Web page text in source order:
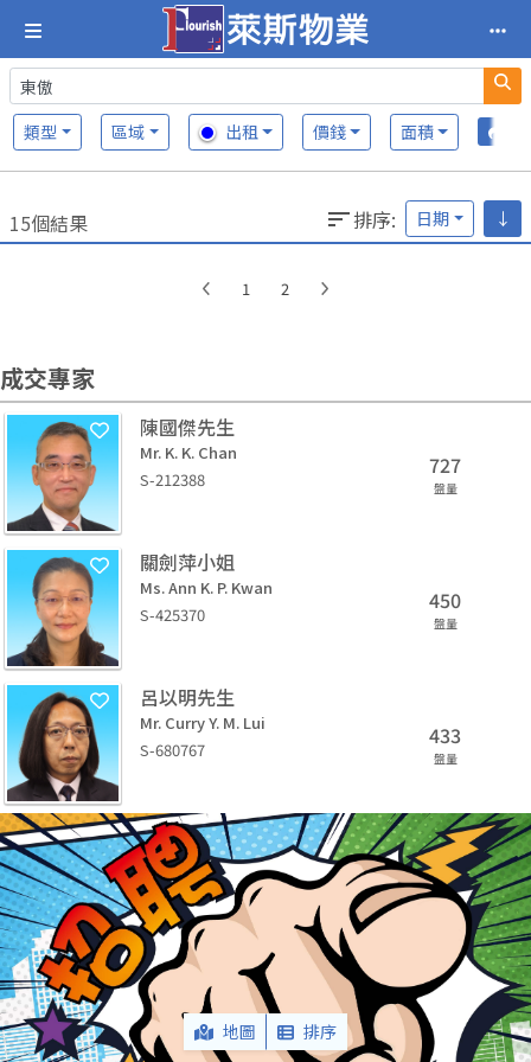
類型 區域 出租 價錢 面積
15個結果 排序: 日期 ↓
1 2
成交專家
陳國傑先生
Mr. K. K. Chan
S-212388
727
盤量
關劍萍小姐
Ms. Ann K. P. Kwan
S-425370
450
盤量
呂以明先生
Mr. Curry Y. M. Lui
S-680767
433
盤量
地圖 排序